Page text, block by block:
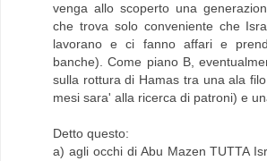
venga allo scoperto una
che trova solo conveniente che
lavorano e ci fanno affari e
banche). Come piano B,
sulla rottura di Hamas tra una ala
mesi sara' alla ricerca di patroni) e
Detto questo:
a) agli occhi di Abu Mazen TUTTA